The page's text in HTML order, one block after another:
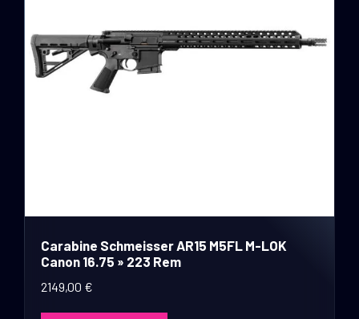
Carabine Schmeisser AR15 M5FL M-LOK
Canon 16.75 » 223 Rem
2149,00 €